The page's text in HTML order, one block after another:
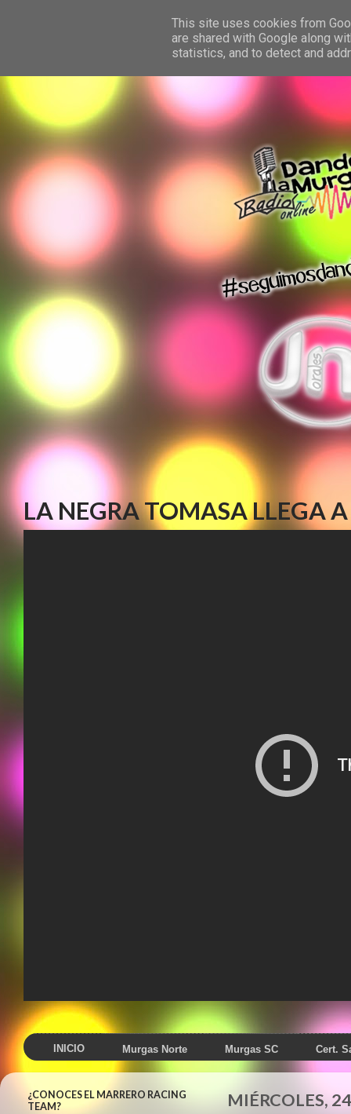
LA NEGRA TOMASA LLEGA
INICIO Murgas Norte Murgas SC Cert.
MIÉRCOLES,
¿CONOCES EL MARRERO RACING
TEAM?
This site uses cookies from
are shared with Google along
statistics, and to detect and